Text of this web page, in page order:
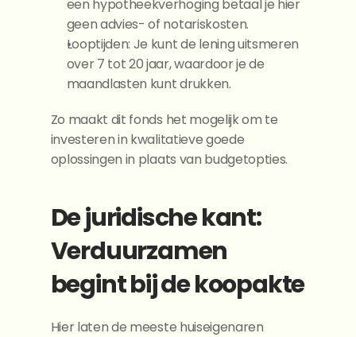
een hypotheekverhoging betaal je hier
geen advies- of notariskosten.
Looptijden: Je kunt de lening uitsmeren
over 7 tot 20 jaar, waardoor je de
maandlasten kunt drukken.
Zo maakt dit fonds het mogelijk om te
investeren in kwalitatieve goede
oplossingen in plaats van budgetopties.
De juridische kant:
Verduurzamen
begint bij de koopakte
Hier laten de meeste huiseigenaren